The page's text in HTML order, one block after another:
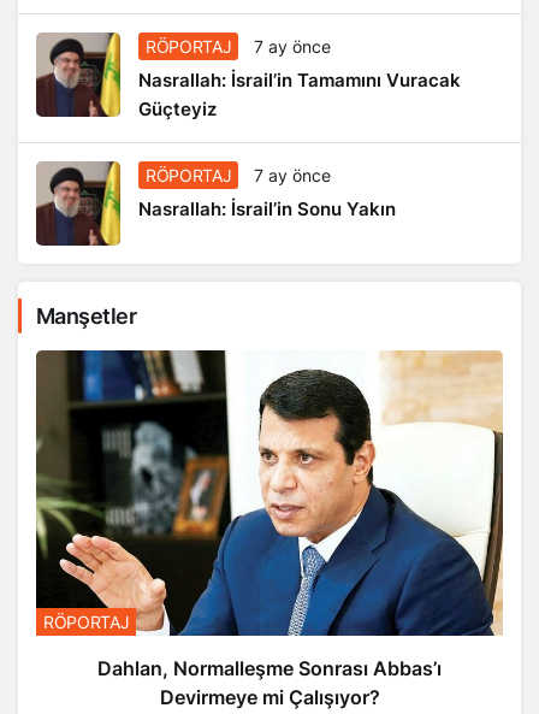
RÖPORTAJ 7 ay önce
Nasrallah: İsrail’in Tamamını Vuracak
Güçteyiz
RÖPORTAJ 7 ay önce
Nasrallah: İsrail’in Sonu Yakın
Manşetler
RÖPORTAJ
Dahlan, Normalleşme Sonrası Abbas’ı
Devirmeye mi Çalışıyor?